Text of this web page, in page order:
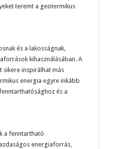
teremt a geotermikus
és a lakosságnak,
kihasználásában. A
sikere inspirálhat más
energia egyre inkább
és a
a fenntartható
energiaforrás,